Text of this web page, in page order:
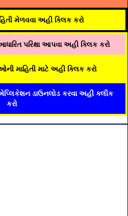
મેળવવા અહી ક્લિક કરો
પરિક્ષા આપવા અહી ક્લિક કરો
માહિતી માટે અહી ક્લિક કરો
ડાઉનલોડ કરવા અહી ક્લીક
કરો